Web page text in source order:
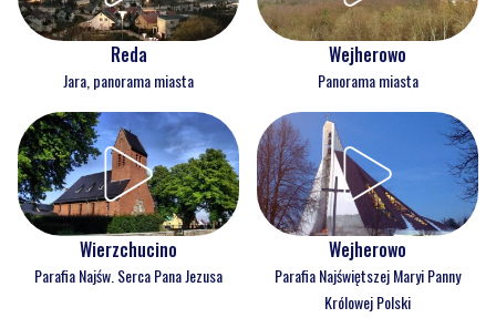
Reda
Jara, panorama miasta
Wejherowo
Panorama miasta
Wierzchucino
Parafia Najśw. Serca Pana Jezusa
Wejherowo
Parafia Najświętszej Maryi Panny
Królowej Polski